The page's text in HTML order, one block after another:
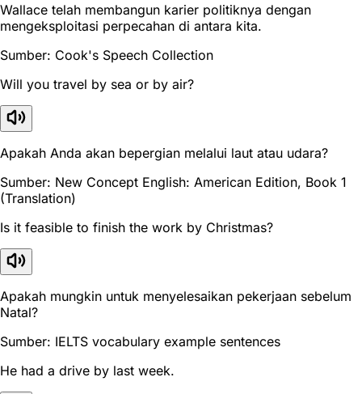
Wallace telah membangun karier politiknya dengan
mengeksploitasi perpecahan di antara kita.
Sumber: Cook's Speech Collection
Will you travel by sea or by air?
Apakah Anda akan bepergian melalui laut atau udara?
Sumber: New Concept English: American Edition, Book 1
(Translation)
Is it feasible to finish the work by Christmas?
Apakah mungkin untuk menyelesaikan pekerjaan sebelum
Natal?
Sumber: IELTS vocabulary example sentences
He had a drive by last week.